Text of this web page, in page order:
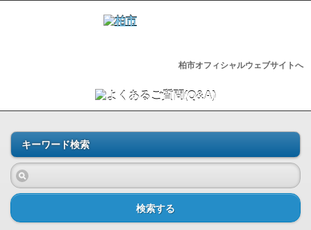
柏市オフィシャルウェブサイトへ
キーワード検索
検索する